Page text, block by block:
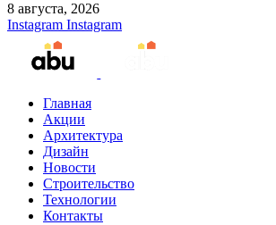
8 августа, 2026
Instagram Instagram
Главная
Акции
Архитектура
Дизайн
Новости
Строительство
Технологии
Контакты